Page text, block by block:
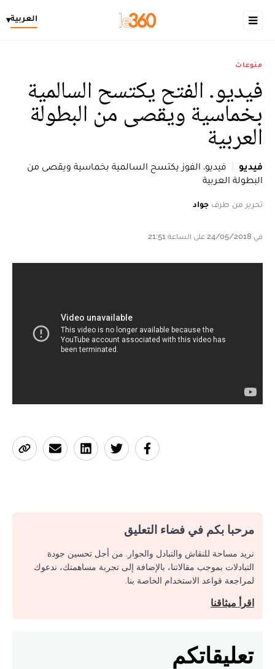
العربية▾
منوعات
فيديو. الفتح يكتسح السالمية
بخماسية ويقصى من البطولة
العربية
فيديو
فيديو. الفوز يكتسح السالمية بخماسية ويقصى من
البطولة العربية
تحرير من طرف جواد
في 24/05/2018 على الساعة 21:51
مرحبا بكم في فضاء التعليق
نريد مساحة للنقاش والتبادل والحوار. من أجل تحسين جودة
التبادلات بموجب مقالاتنا، بالإضافة إلى تجربة مساهمتك، ندعوك
لمراجعة قواعد الاستخدام الخاصة بنا.
اقرأ ميثاقنا
تعليقاتكم